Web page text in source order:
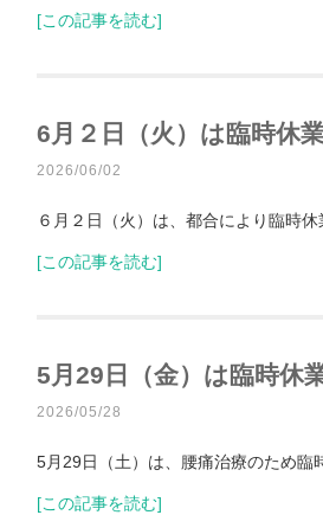
[この記事を読む]
6月２日（火）は臨時休
2026/06/02
６月２日（火）は、都合により臨時休
[この記事を読む]
5月29日（金）は臨時休
2026/05/28
5月29日（土）は、腰痛治療のため臨
[この記事を読む]